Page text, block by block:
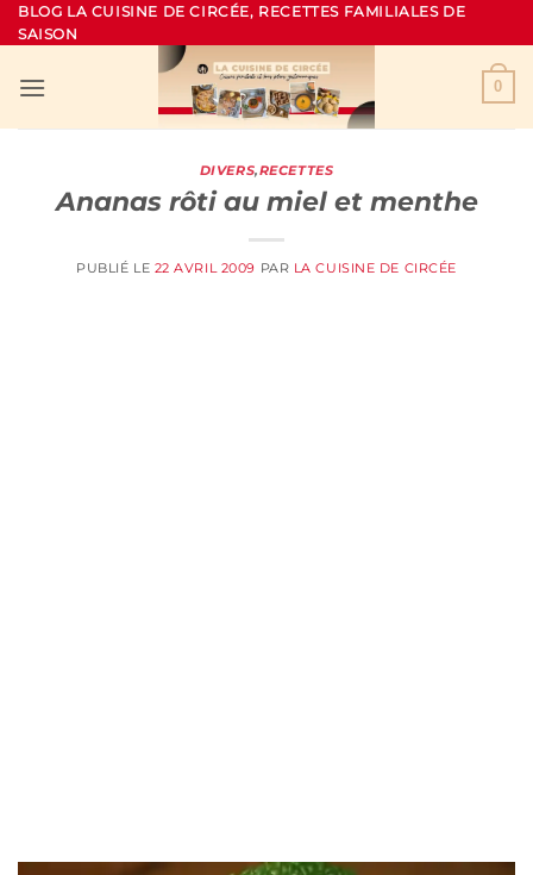
Passer
au
BLOG LA CUISINE DE CIRCÉE, RECETTES FAMILIALES DE
SAISON
0
DIVERS,RECETTES
Ananas rôti au miel et menthe
PUBLIÉ LE 22 AVRIL 2009 PAR LA CUISINE DE CIRCÉE